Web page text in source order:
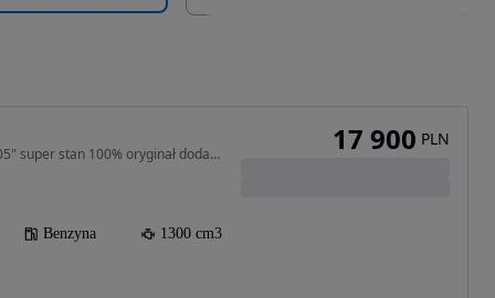
1300 cm3 • ST1300 04"/05" super stan 100% oryginał dodatki
Benzyna 1300 cm3
17 900 PLN